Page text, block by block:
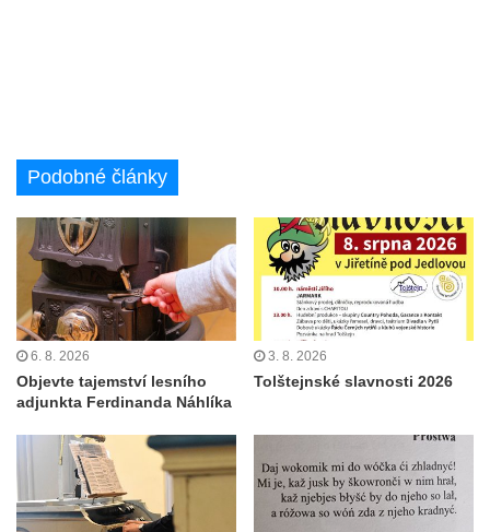
Podobné články
6. 8. 2026
Objevte tajemství lesního
adjunkta Ferdinanda Náhlíka
3. 8. 2026
Tolštejnské slavnosti 2026